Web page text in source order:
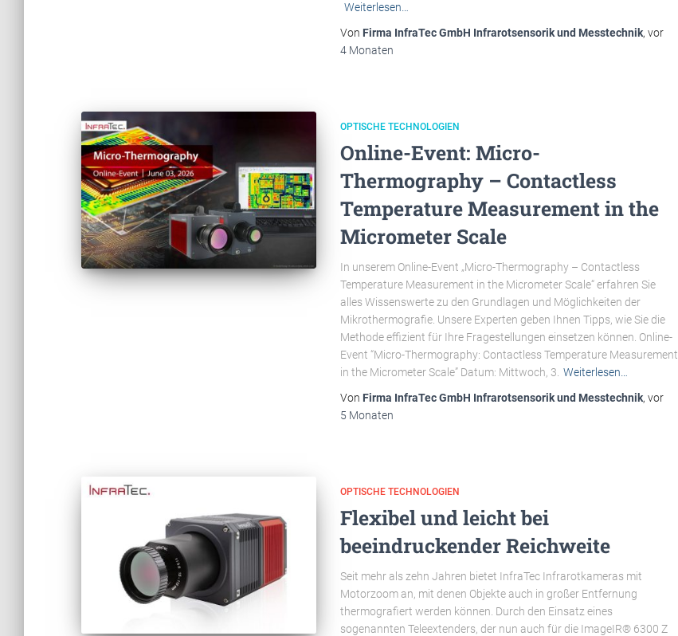
Weiterlesen…
Von Firma InfraTec GmbH Infrarotsensorik und Messtechnik, vor
4 Monaten
OPTISCHE TECHNOLOGIEN
Online-Event: Micro-
Thermography – Contactless
Temperature Measurement in the
Micrometer Scale
In unserem Online-Event „Micro-Thermography – Contactless
Temperature Measurement in the Micrometer Scale“ erfahren Sie
alles Wissenswerte zu den Grundlagen und Möglichkeiten der
Mikrothermografie. Unsere Experten geben Ihnen Tipps, wie Sie die
Methode effizient für Ihre Fragestellungen einsetzen können. Online-
Event “Micro-Thermography: Contactless Temperature Measurement
in the Micrometer Scale” Datum: Mittwoch, 3. Weiterlesen…
Von Firma InfraTec GmbH Infrarotsensorik und Messtechnik, vor
5 Monaten
OPTISCHE TECHNOLOGIEN
Flexibel und leicht bei
beeindruckender Reichweite
Seit mehr als zehn Jahren bietet InfraTec Infrarotkameras mit
Motorzoom an, mit denen Objekte auch in großer Entfernung
thermografiert werden können. Durch den Einsatz eines
sogenannten Teleextenders, der nun auch für die ImageIR® 6300 Z